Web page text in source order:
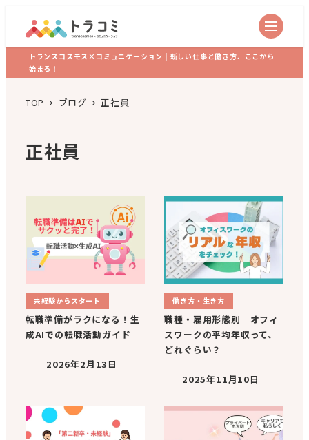
トランスコスモス×コミュニケーション | 新しい仕事と働き方、ここから
始まる！
TOP ブログ 正社員
正社員
未経験からスタート
転職準備がラクになる！生
成AIでの転職活動ガイド
2026年2月13日
働き方・生き方
職種・雇用形態別 オフィ
スワークの平均年収って、
どれぐらい？
2025年11月10日